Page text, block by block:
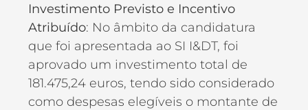
Investimento Previsto e Incentivo
Atribuído: No âmbito da candidatura
que foi apresentada ao SI I&DT, foi
aprovado um investimento total de
181.475,24 euros, tendo sido considerado
como despesas elegíveis o montante de